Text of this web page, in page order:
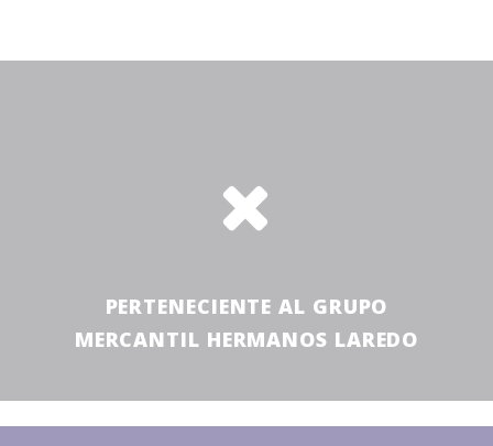


PERTENECIENTE AL GRUPO
MERCANTIL HERMANOS LAREDO